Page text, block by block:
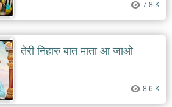
7.8 K
तेरी निहारु बात माता आ जाओ
8.6 K